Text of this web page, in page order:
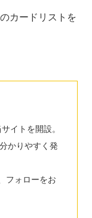
カードリストを
イトを開設。
かりやすく発
フォローをお